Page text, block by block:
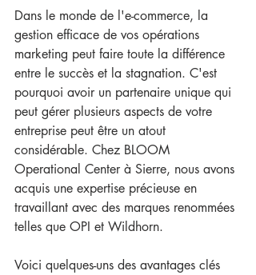
Dans le monde de l'e-commerce, la
gestion efficace de vos opérations
marketing peut faire toute la différence
entre le succès et la stagnation. C'est
pourquoi avoir un partenaire unique qui
peut gérer plusieurs aspects de votre
entreprise peut être un atout
considérable. Chez BLOOM
Operational Center à Sierre, nous avons
acquis une expertise précieuse en
travaillant avec des marques renommées
telles que OPI et Wildhorn.
Voici quelques-uns des avantages clés